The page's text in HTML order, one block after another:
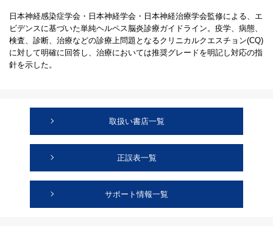
日本神経感染症学会・日本神経学会・日本神経治療学会監修による、エ
ビデンスに基づいた単純ヘルペス脳炎診療ガイドライン。疫学、病態、
検査、診断、治療などの診療上問題となるクリニカルクエスチョン(CQ)
に対して明確に回答し、治療においては推奨グレードを明記し対応の指
針を示した。
取扱い書店一覧
正誤表一覧
サポート情報一覧